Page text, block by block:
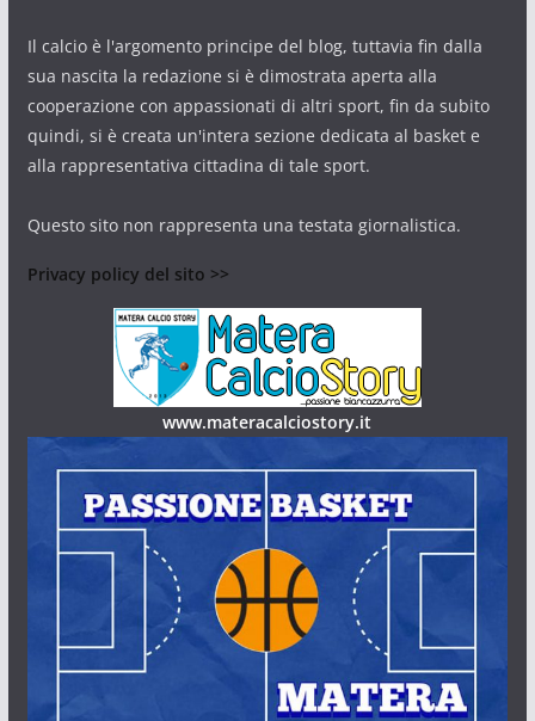
Il calcio è l'argomento principe del blog, tuttavia fin dalla
sua nascita la redazione si è dimostrata aperta alla
cooperazione con appassionati di altri sport, fin da subito
quindi, si è creata un'intera sezione dedicata al basket e
alla rappresentativa cittadina di tale sport.
Questo sito non rappresenta una testata giornalistica.
Privacy policy del sito >>
www.materacalciostory.it